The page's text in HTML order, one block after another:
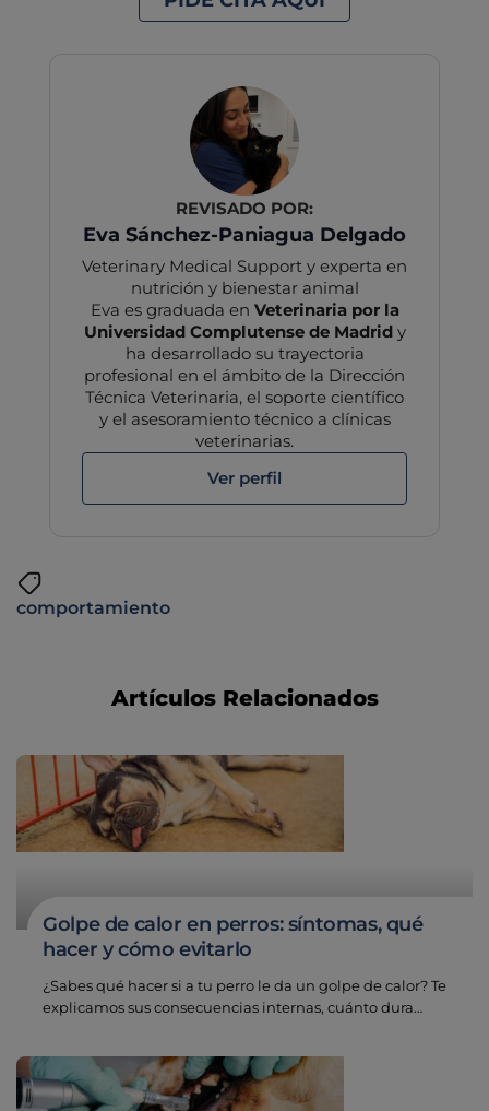
REVISADO POR:
Eva Sánchez-Paniagua Delgado
Veterinary Medical Support y experta en
nutrición y bienestar animal
Eva es graduada en Veterinaria por la
Universidad Complutense de Madridy
ha desarrollado su trayectoria
profesional en el ámbito de la Dirección
Técnica Veterinaria, el soporte científico
y el asesoramiento técnico a clínicas
veterinarias.
Ver perfil
comportamiento
Artículos Relacionados
Golpe de calor en perros: síntomas, qué
hacer y cómo evitarlo
¿Sabes qué hacer si a tu perro le da un golpe de calor? Te
explicamos sus consecuencias internas, cuánto dura…